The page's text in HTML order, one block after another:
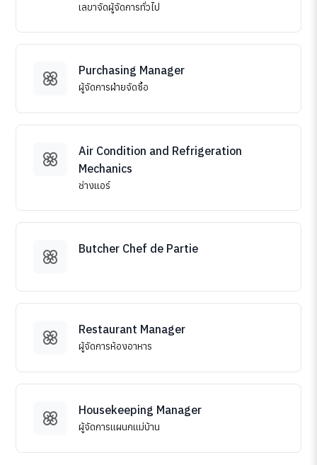
เลขาจัดผู้จัดการทั่วไป
Purchasing Manager
ผู้จัดการฝ่ายจัดซื้อ
Air Condition and Refrigeration
Mechanics
ช่างแอร์
Butcher Chef de Partie
Restaurant Manager
ผู้จัดการห้องอาหาร
Housekeeping Manager
ผู้จัดการแผนกแม่บ้าน